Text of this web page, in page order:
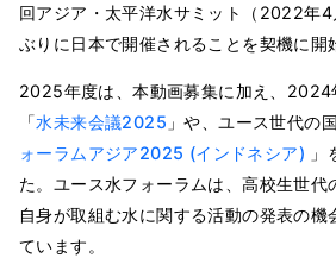
回アジア・太平洋水サミット（2022年
ぶりに日本で開催されることを契機に開
2025年度は、本動画募集に加え、2024
「水未来会議2025 」や、ユース世代の
ォーラムアジア2025 (インドネシア) 」
た。ユース水フォーラムは、高校生世代
自身が取組む水に関する活動の発表の機
ています。